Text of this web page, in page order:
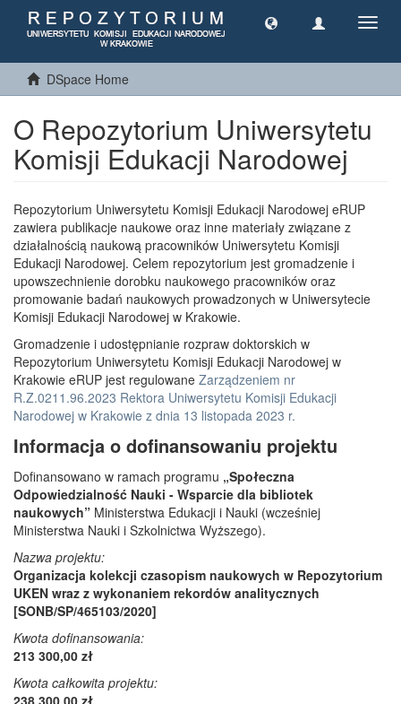
DSpace Home
O Repozytorium Uniwersytetu
Komisji Edukacji Narodowej
Repozytorium Uniwersytetu Komisji Edukacji Narodowej eRUP
zawiera publikacje naukowe oraz inne materiały związane z
działalnością naukową pracowników Uniwersytetu Komisji
Edukacji Narodowej. Celem repozytorium jest gromadzenie i
upowszechnienie dorobku naukowego pracowników oraz
promowanie badań naukowych prowadzonych w Uniwersytecie
Komisji Edukacji Narodowej w Krakowie.
Gromadzenie i udostępnianie rozpraw doktorskich w
Repozytorium Uniwersytetu Komisji Edukacji Narodowej w
Krakowie eRUP jest regulowane Zarządzeniem nr
R.Z.0211.96.2023 Rektora Uniwersytetu Komisji Edukacji
Narodowej w Krakowie z dnia 13 listopada 2023 r.
Informacja o dofinansowaniu projektu
Dofinansowano w ramach programu „Społeczna
Odpowiedzialność Nauki - Wsparcie dla bibliotek
naukowych” Ministerstwa Edukacji i Nauki (wcześniej
Ministerstwa Nauki i Szkolnictwa Wyższego).
Nazwa projektu:
Organizacja kolekcji czasopism naukowych w Repozytorium
UKEN wraz z wykonaniem rekordów analitycznych
[SONB/SP/465103/2020]
Kwota dofinansowania:
213 300,00 zł
Kwota całkowita projektu:
238 300,00 zł